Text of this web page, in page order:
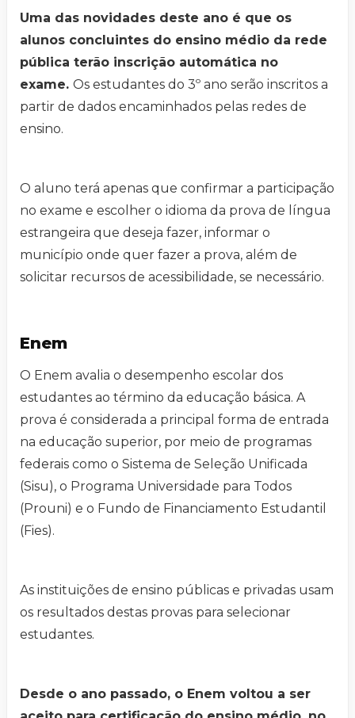
Uma das novidades deste ano é que os
alunos concluintes do ensino médio da rede
pública terão inscrição automática no
exame. Os estudantes do 3º ano serão inscritos a
partir de dados encaminhados pelas redes de
ensino.
O aluno terá apenas que confirmar a participação
no exame e escolher o idioma da prova de língua
estrangeira que deseja fazer, informar o
município onde quer fazer a prova, além de
solicitar recursos de acessibilidade, se necessário.
Enem
O Enem avalia o desempenho escolar dos
estudantes ao término da educação básica. A
prova é considerada a principal forma de entrada
na educação superior, por meio de programas
federais como o Sistema de Seleção Unificada
(Sisu), o Programa Universidade para Todos
(Prouni) e o Fundo de Financiamento Estudantil
(Fies).
As instituições de ensino públicas e privadas usam
os resultados destas provas para selecionar
estudantes.
Desde o ano passado, o Enem voltou a ser